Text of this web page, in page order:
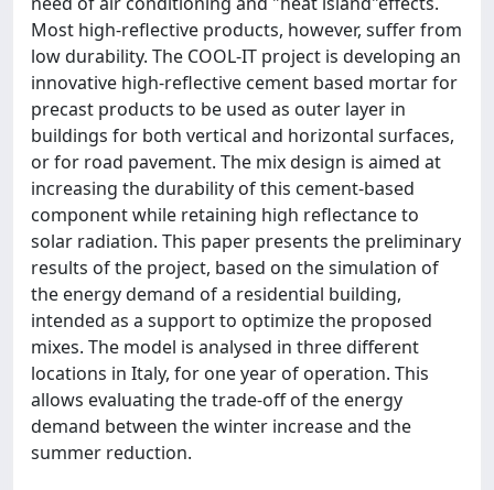
Most high-reflective products, however, suffer from
low durability. The COOL-IT project is developing an
innovative high-reflective cement based mortar for
precast products to be used as outer layer in
buildings for both vertical and horizontal surfaces,
or for road pavement. The mix design is aimed at
increasing the durability of this cement-based
component while retaining high reflectance to
solar radiation. This paper presents the preliminary
results of the project, based on the simulation of
the energy demand of a residential building,
intended as a support to optimize the proposed
mixes. The model is analysed in three different
locations in Italy, for one year of operation. This
allows evaluating the trade-off of the energy
demand between the winter increase and the
summer reduction.